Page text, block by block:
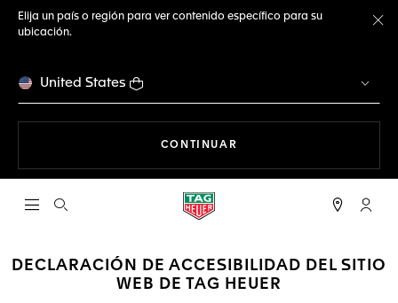
Elija un país o región para ver contenido específico para su
ubicación.
United States
CONTINUAR
Abrir el menú de búsqueda
DECLARACIÓN DE ACCESIBILIDAD DEL SITIO
WEB DE TAG HEUER